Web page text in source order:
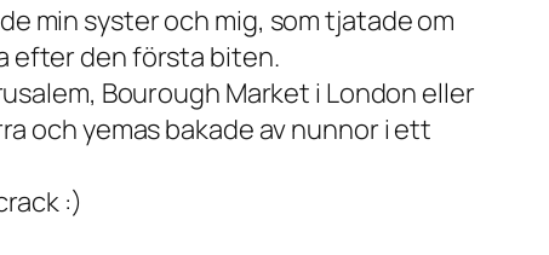
min syster och mig, som tjatade om
efter den första biten.
Bourough Market i London eller
och yemas bakade av nunnor i ett
:)